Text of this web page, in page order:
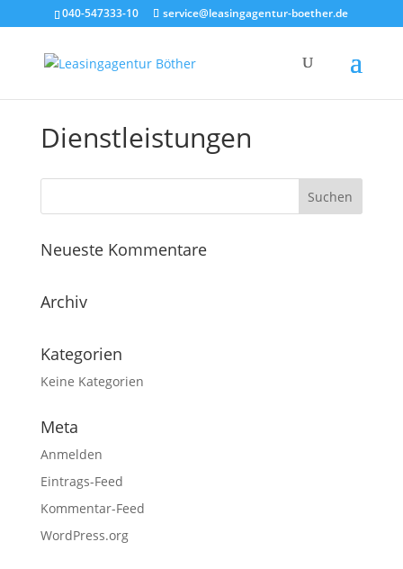
040-547333-10 service@leasingagentur-boether.de
Dienstleistungen
Neueste Kommentare
Archiv
Kategorien
Keine Kategorien
Meta
Anmelden
Eintrags-Feed
Kommentar-Feed
WordPress.org